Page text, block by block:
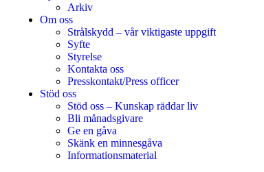
Arkiv
Om oss
Strålskydd – vår viktigaste uppgift
Syfte
Styrelse
Kontakta oss
Presskontakt/Press officer
Stöd oss
Stöd oss – Kunskap räddar liv
Bli månadsgivare
Ge en gåva
Skänk en minnesgåva
Informationsmaterial